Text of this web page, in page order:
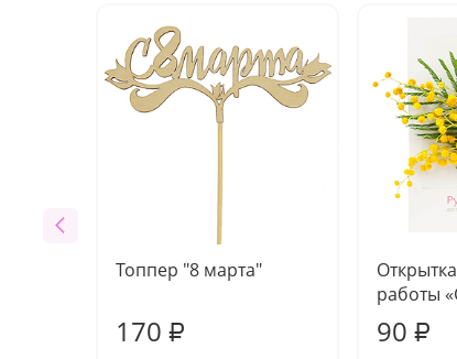
Топпер "8 марта"
170 ₽
работы
90 ₽